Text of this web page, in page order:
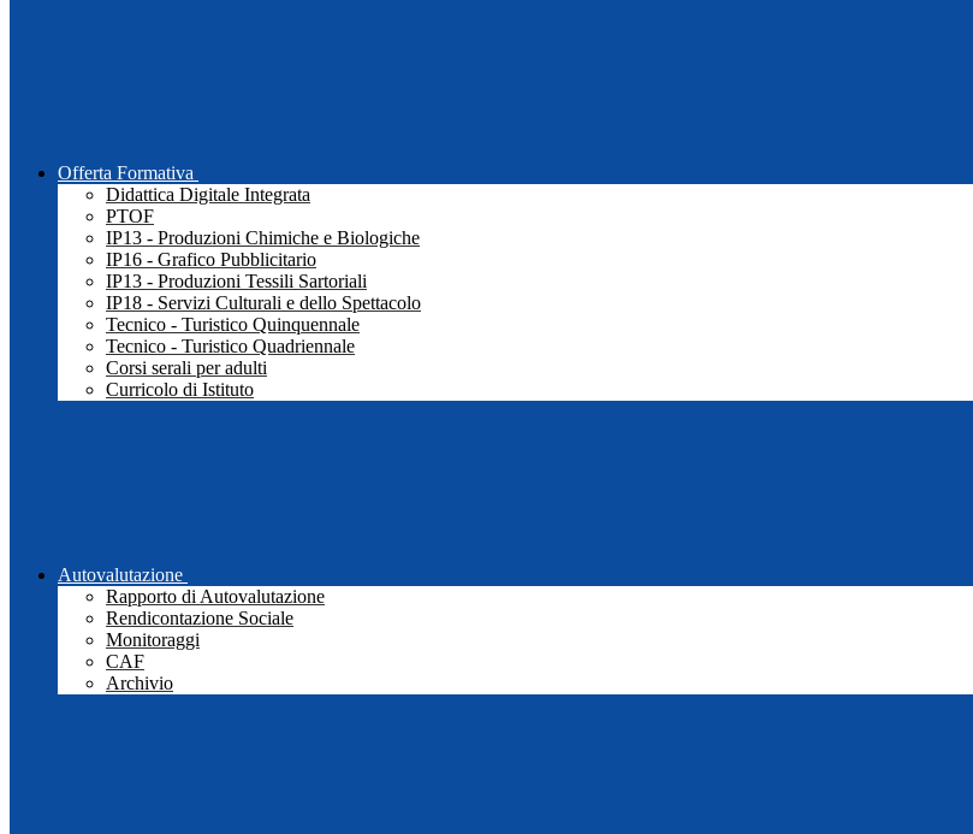
Offerta Formativa
Didattica Digitale Integrata
PTOF
IP13 - Produzioni Chimiche e Biologiche
IP16 - Grafico Pubblicitario
IP13 - Produzioni Tessili Sartoriali
IP18 - Servizi Culturali e dello Spettacolo
Tecnico - Turistico Quinquennale
Tecnico - Turistico Quadriennale
Corsi serali per adulti
Curricolo di Istituto
Autovalutazione
Rapporto di Autovalutazione
Rendicontazione Sociale
Monitoraggi
CAF
Archivio